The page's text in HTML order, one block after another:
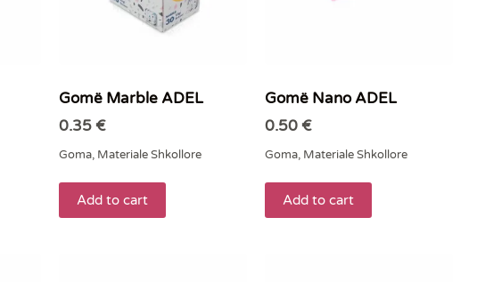
Gomë Marble ADEL
0.35€
Goma, Materiale Shkollore
Add to cart
Gomë Nano ADEL
0.50€
Goma, Materiale Shkollore
Add to cart